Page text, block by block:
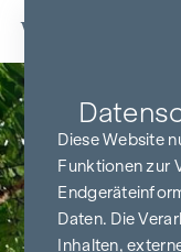
Zum Inhalt springen
Zurück
Diese Website
Funktionen zur
Daten. Die
Inhalten,